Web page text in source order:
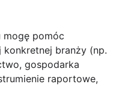
mogę pomóc
branży (np.
gospodarka
raportowe,